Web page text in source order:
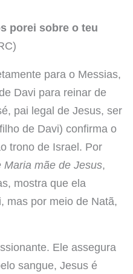
porei sobre o teu
para o Messias,
Davi para reinar de
pai legal de Jesus, ser
de Davi) confirma o
trono de Israel. Por
Maria mãe de Jesus,
mostra que ela
mas por meio de Natã,
Ele assegura
sangue, Jesus é